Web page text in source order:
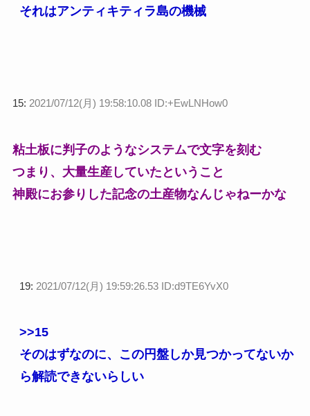
それはアンティキティラ島の機械
15: 2021/07/12(月) 19:58:10.08 ID:+EwLNHow0
粘土板に判子のようなシステムで文字を刻む
つまり、大量生産していたということ
神殿にお参りした記念の土産物なんじゃねーかな
19: 2021/07/12(月) 19:59:26.53 ID:d9TE6YvX0
>>15
そのはずなのに、この円盤しか見つかってないか
ら解読できないらしい